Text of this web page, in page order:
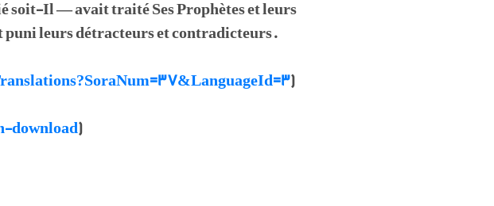
Il — avait traité Ses Prophètes et leurs
puni leurs détracteurs et contradicteurs.
)
download)